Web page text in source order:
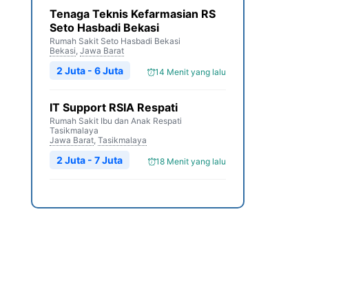
Tenaga Teknis Kefarmasian RS
Seto Hasbadi Bekasi
Rumah Sakit Seto Hasbadi Bekasi
Bekasi, Jawa Barat
14 Menit yang lalu
2 Juta - 6 Juta
IT Support RSIA Respati
Rumah Sakit Ibu dan Anak Respati
Tasikmalaya
Jawa Barat, Tasikmalaya
18 Menit yang lalu
2 Juta - 7 Juta